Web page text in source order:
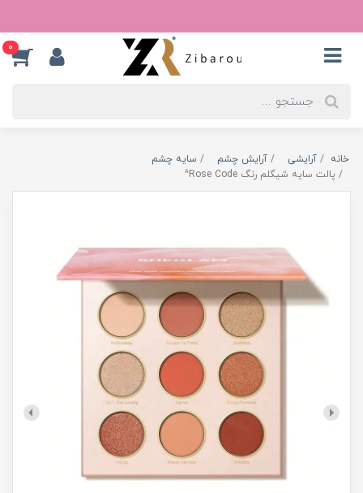
0
خانه آرایشی آرایش چشم
سایه چشم
پالت سایه شیگلم رنگ Rose Code^